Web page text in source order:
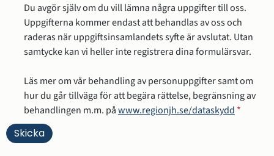
Du avgör själv om du vill lämna några uppgifter till oss.
Uppgifterna kommer endast att behandlas av oss och
raderas när uppgiftsinsamlandets syfte är avslutat. Utan
samtycke kan vi heller inte registrera dina formulärsvar.
Läs mer om vår behandling av personuppgifter samt om
hur du går tillväga för att begära rättelse, begränsning av
behandlingen m.m. påwww.regionjh.se/dataskydd *